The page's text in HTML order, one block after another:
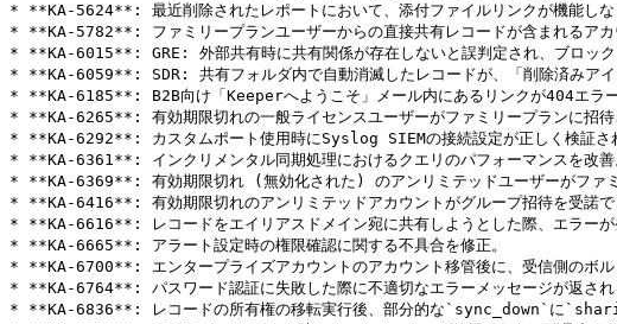
* **KA-5624**: 最近削除されたレポートにおいて、添付ファイルリンクが機能しな
* **KA-5782**: ファミリープランユーザーからの直接共有レコードが含まれるアカ
* **KA-6015**: GRE: 外部共有時に共有関係が存在しないと誤判定され、ブロック
* **KA-6059**: SDR: 共有フォルダ内で自動消滅したレコードが、「削除済みアイ
* **KA-6185**: B2B向け「Keeperへようこそ」メール内にあるリンクが404エラー
* **KA-6265**: 有効期限切れの一般ライセンスユーザーがファミリープランに招待
* **KA-6292**: カスタムポート使用時にSyslog SIEMの接続設定が正しく検証され
* **KA-6361**: インクリメンタル同期処理におけるクエリのパフォーマンスを改善
* **KA-6369**: 有効期限切れ (無効化された) のアンリミテッドユーザーがファミ
* **KA-6416**: 有効期限切れのアンリミテッドアカウントがグループ招待を受諾で
* **KA-6616**: レコードをエイリアスドメイン宛に共有しようとした際、エラーが
* **KA-6665**: アラート設定時の権限確認に関する不具合を修正。
* **KA-6700**: エンタープライズアカウントのアカウント移管後に、受信側のボ
* **KA-6764**: パスワード認証に失敗した際に不適切なエラーメッセージが返され
* **KA-6836**: レコードの所有権の移転実行後、部分的な`sync_down`に